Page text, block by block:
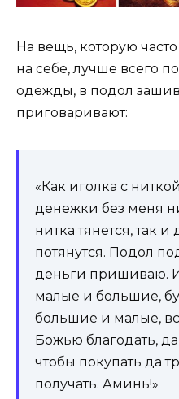
На вещь, которую
на себе, лучше всего
одежды, в подол
приговаривают:
«Как иголка с
денежки без меня
нитка тянется, так
потянутся. Подол
деньги пришиваю.
малые и большие,
большие и малые,
Божью благодать,
чтобы покупать да
получать. Аминь!»